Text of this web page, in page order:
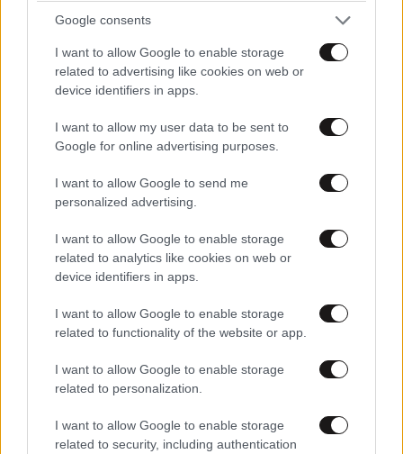
Google consents
I want to allow Google to enable storage
related to advertising like cookies on web or
device identifiers in apps.
I want to allow my user data to be sent to
Google for online advertising purposes.
I want to allow Google to send me
personalized advertising.
I want to allow Google to enable storage
related to analytics like cookies on web or
device identifiers in apps.
I want to allow Google to enable storage
related to functionality of the website or app.
I want to allow Google to enable storage
related to personalization.
I want to allow Google to enable storage
related to security, including authentication
Η Νίκη Κεραμέως